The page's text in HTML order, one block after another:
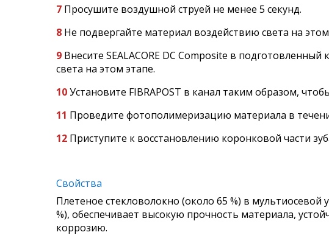
7 Просушите воздушной струей не менее 5 секунд.
8 Не подвергайте материал воздействию света на этом
9 Внесите SEALACORE DC Composite в
света на этом этапе.
10Установите FIBRAPOST в канал таким образом,
11 Проведите фотополимеризацию материала в
12 Приступите к восстановлению коронковой части
Свойства
Плетеное стекловолокно (около 65 %) в
%), обеспечивает высокую прочность материала,
коррозию.